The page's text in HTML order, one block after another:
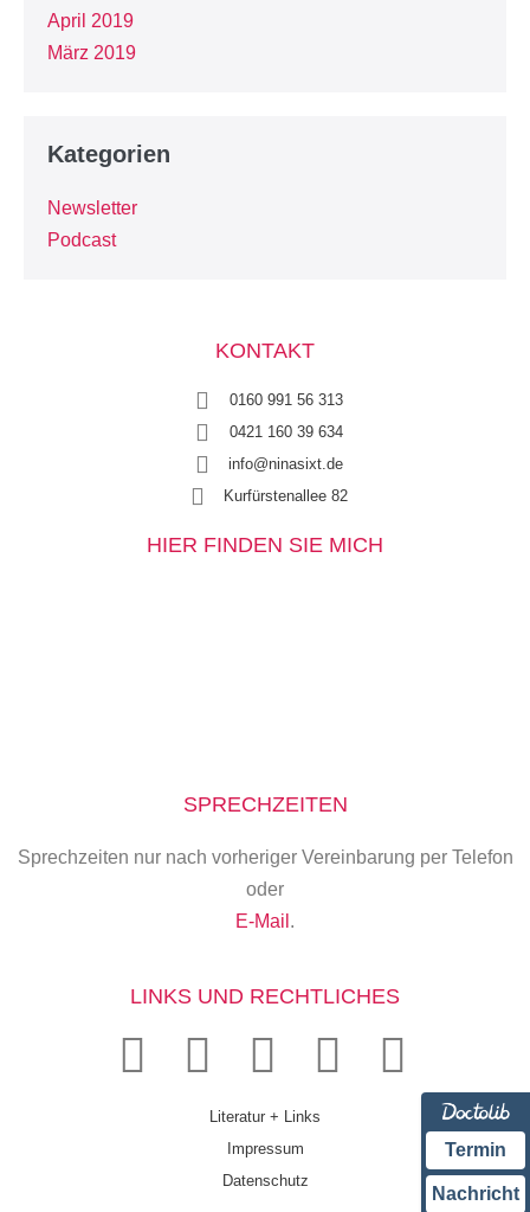
April 2019
März 2019
Kategorien
Newsletter
Podcast
KONTAKT
0160 991 56 313
0421 160 39 634
info@ninasixt.de
Kurfürstenallee 82
HIER FINDEN SIE MICH
SPRECHZEITEN
Sprechzeiten nur nach vorheriger Vereinbarung per Telefon
oder
E-Mail .
LINKS UND RECHTLICHES
Literatur + Links
Impressum
Datenschutz
Termin
Nachricht